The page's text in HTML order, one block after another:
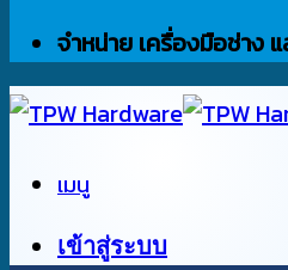
จำหน่าย เครื่องมือช่าง
เมนู
เข้าสู่ระบบ